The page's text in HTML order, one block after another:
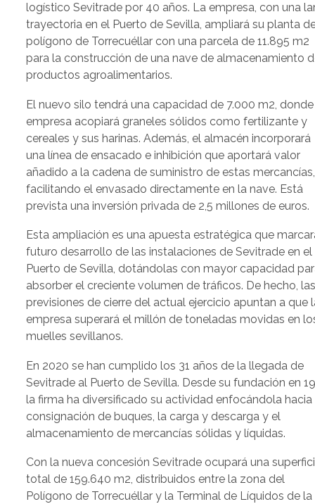
logístico Sevitrade por 40 años. La empresa, con una
trayectoria en el Puerto de Sevilla, ampliará su planta
polígono de Torrecuéllar con una parcela de 11.895 m2
para la construcción de una nave de almacenamiento
productos agroalimentarios.
El nuevo silo tendrá una capacidad de 7.000 m2,
empresa acopiará graneles sólidos como fertilizante y
cereales y sus harinas. Además, el almacén incorporará
una línea de ensacado e inhibición que aportará valor
añadido a la cadena de suministro de estas mercancías,
facilitando el envasado directamente en la nave. Está
prevista una inversión privada de 2,5 millones de euros.
Esta ampliación es una apuesta estratégica que
futuro desarrollo de las instalaciones de Sevitrade en el
Puerto de Sevilla, dotándolas con mayor capacidad
absorber el creciente volumen de tráficos. De hecho,
previsiones de cierre del actual ejercicio apuntan a que
empresa superará el millón de toneladas movidas en
muelles sevillanos.
En 2020 se han cumplido los 31 años de la llegada de
Sevitrade al Puerto de Sevilla. Desde su fundación en
la firma ha diversificado su actividad enfocándola hacia
consignación de buques, la carga y descarga y el
almacenamiento de mercancías sólidas y líquidas.
Con la nueva concesión Sevitrade ocupará una
total de 159.640 m2, distribuidos entre la zona del
Polígono de Torrecuéllar y la Terminal de Líquidos de la